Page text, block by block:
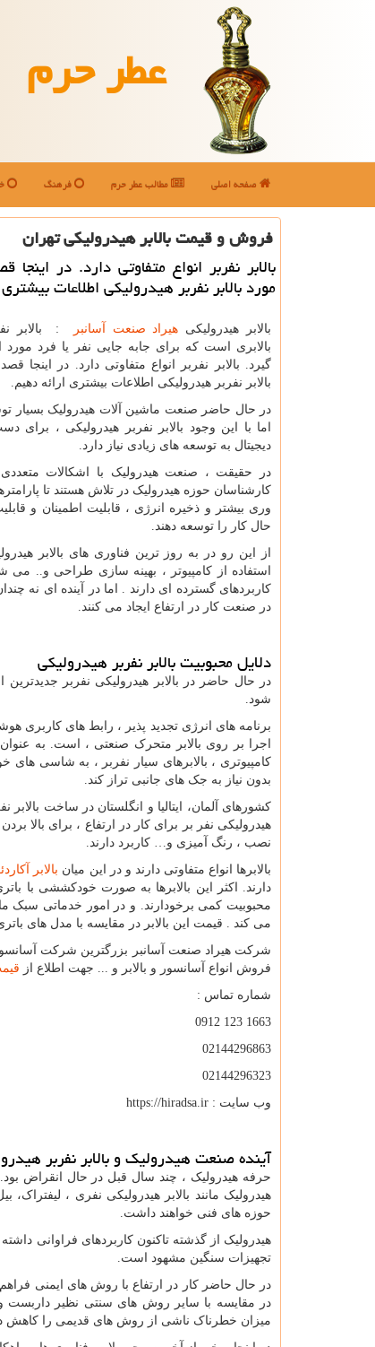
عطر حرم
صفحه اصلی مطالب عطر حرم فرهنگ
فروش و قیمت بالابر هیدرولیكی تهران
بالابر نفربر انواع متفاوتی دارد. در
مورد بالابر نفربر هیدرولیكی اطلاعات
بالابر هیدرولیکی هیراد صنعت آسانبر
: بالابر
بالابری است که برای جابه جایی نفر یا فرد مورد
گیرد. بالابر نفربر انواع متفاوتی دارد. در اینجا
بالابر نفربر هیدرولیکی اطلاعات بیشتری ارائه دهیم.
در حال حاضر صنعت ماشین آلات هیدرولیک بسیار
اما با این وجود بالابر نفربر هیدرولیکی ، برای
دیجیتال به توسعه های زیادی نیاز دارد.
در حقیقت ، صنعت هیدرولیک با اشکالات متعددی
کارشناسان حوزه هیدرولیک در تلاش هستند تا
وری بیشتر و ذخیره انرژی ، قابلیت اطمینان و
حال کار را توسعه دهند.
از این رو در به روز ترین فناوری های بالابر
استفاده از کامپیوتر ، بهینه سازی طراحی و..
کاربردهای گسترده ای دارند . اما در آینده ای نه
در صنعت کار در ارتفاع ایجاد می کنند.
دلایل محبوبیت بالابر نفربر هیدرولیکی
در حال حاضر در بالابر هیدرولیکی نفربر جدیدترین
شود.
برنامه های انرژی تجدید پذیر ، رابط های
اجرا بر روی بالابر متحرک صنعتی ، است. به
کامپیوتری ، بالابرهای سیار نفربر ، به شاسی
بدون نیاز به جک های جانبی تراز کند.
کشورهای آلمان، ایتالیا و انگلستان در ساخت
هیدرولیکی نفر بر برای کار در ارتفاع ، برای بالا
نصب ، رنگ آمیزی و… کاربرد دارند.
بالابرها انواع متفاوتی دارند و در این میان بالابر
دارند. اکثر این بالابرها به صورت خودکششی با
محبوبیت کمی برخودارند. و در امور خدماتی سبک
می کند . قیمت این بالابر در مقایسه با مدل های
شرکت هیراد صنعت آسانبر بزرگترین شرکت
فروش انواع آسانسور و بالابر و ... جهت اطلاع از
شماره تماس :
1663 123 0912
02144296863
02144296323
وب سایت : https://hiradsa.ir
آینده صنعت هیدرولیک و بالابر نفربر
حرفه هیدرولیک ، چند سال قبل در حال انقراض
هیدرولیک مانند بالابر هیدرولیکی نفری ،
حوزه های فنی خواهند داشت.
هیدرولیک از گذشته تاکنون کاربردهای فراوانی
تجهیزات سنگین مشهود است.
در حال حاضر کار در ارتفاع با روش های ایمنی
در مقایسه با سایر روش های سنتی نظیر داربست و
میزان خطرناک ناشی از روش های قدیمی را کاهش